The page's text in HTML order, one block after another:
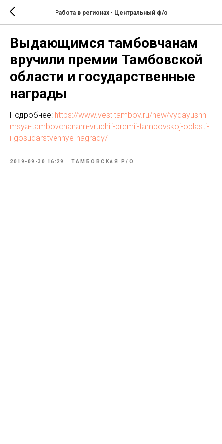
Работа в регионах - Центральный ф/о
Выдающимся тамбовчанам
вручили премии Тамбовской
области и государственные
награды
Подробнее: https://www.vestitambov.ru/new/vydayushhi
msya-tambovchanam-vruchili-premii-tambovskoj-oblasti-
i-gosudarstvennye-nagrady/
2019-09-30 16:29 ТАМБОВСКАЯ Р/О